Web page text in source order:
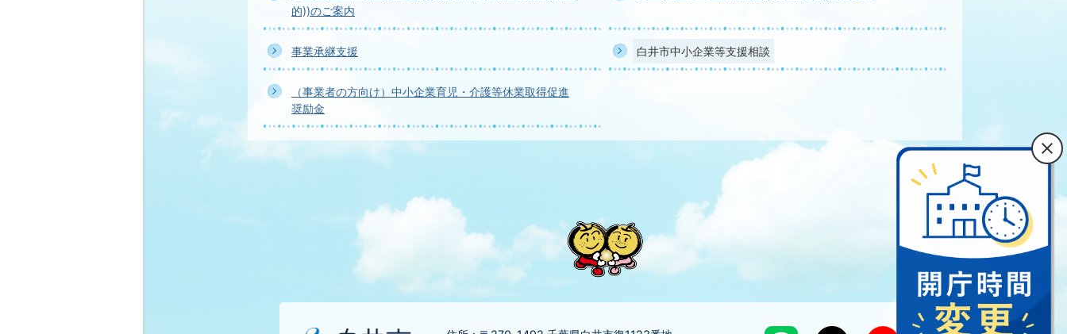
的))のご案内
事業承継支援 白井市中小企業等支援相談
（事業者の方向け）中小企業育児・介護等休業取得促進
奨励金